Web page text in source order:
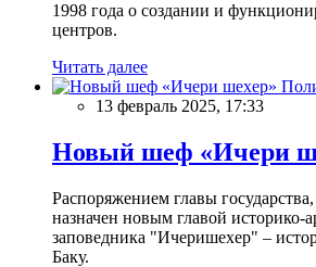
1998 года о создании и
центров.
Читать далее
13 февраль 2025, 17:33
Новый шеф «Ичери
Распоряжением главы
назначен новым главой историко-
заповедника "Ичеришехер" –
Баку.